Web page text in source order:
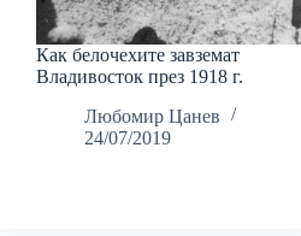
Как белочехите завземат
Владивосток през 1918 г.
Любомир Цанев
24/07/2019